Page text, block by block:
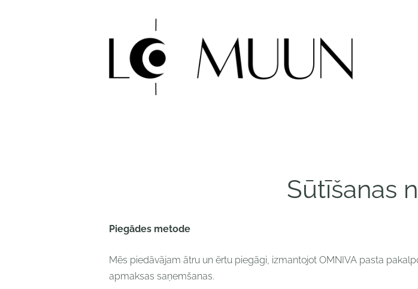
Sūtīšanas
Piegādes metode
Mēs piedāvājam ātru un ērtu piegāgi, izmantojot OMNIVA pasta
apmaksas saņemšanas.